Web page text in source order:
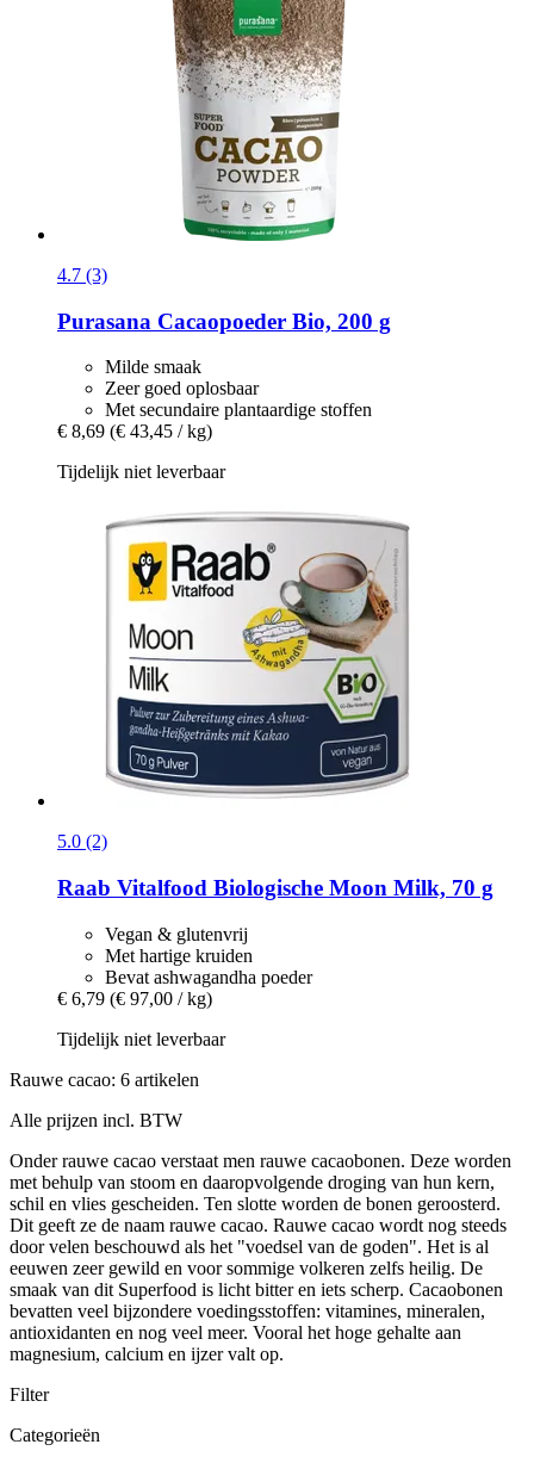
4.7 (3)
Purasana Cacaopoeder Bio, 200 g
Milde smaak
Zeer goed oplosbaar
Met secundaire plantaardige stoffen
€ 8,69 (€ 43,45 / kg)
Tijdelijk niet leverbaar
5.0 (2)
Raab Vitalfood Biologische Moon Milk, 70 g
Vegan & glutenvrij
Met hartige kruiden
Bevat ashwagandha poeder
€ 6,79 (€ 97,00 / kg)
Tijdelijk niet leverbaar
Rauwe cacao: 6 artikelen
Alle prijzen incl. BTW
Onder rauwe cacao verstaat men rauwe cacaobonen. Deze worden
met behulp van stoom en daaropvolgende droging van hun kern,
schil en vlies gescheiden. Ten slotte worden de bonen geroosterd.
Dit geeft ze de naam rauwe cacao. Rauwe cacao wordt nog steeds
door velen beschouwd als het "voedsel van de goden". Het is al
eeuwen zeer gewild en voor sommige volkeren zelfs heilig. De
smaak van dit Superfood is licht bitter en iets scherp. Cacaobonen
bevatten veel bijzondere voedingsstoffen: vitamines, mineralen,
antioxidanten en nog veel meer. Vooral het hoge gehalte aan
magnesium, calcium en ijzer valt op.
Filter
Categorieën